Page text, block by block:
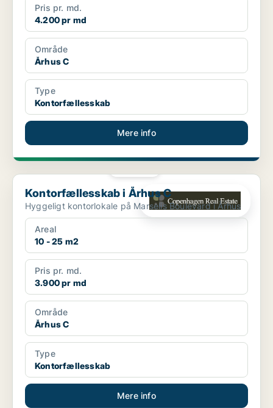
Pris pr. md.
4.200 pr md
Område
Århus C
Type
Kontorfællesskab
Mere info
Kontorfællesskab i Århus C
Kontorfællesskab i Århus C
Hyggeligt kontorlokale på Marselis Boulevard i Århus
Areal
10 - 25 m2
Pris pr. md.
3.900 pr md
Område
Århus C
Type
Kontorfællesskab
Mere info